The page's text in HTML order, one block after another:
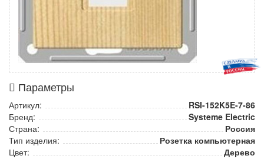
Параметры
Артикул:
RSI-152K5E-7-86
Бренд:
Systeme Electric
Страна:
Россия
Тип изделия:
Розетка компьютерная
Цвет:
Дерево